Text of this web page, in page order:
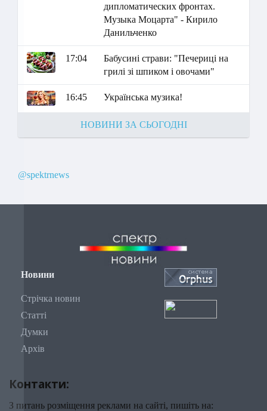
дипломатических фронтах.
Музыка Моцарта" - Кирило
Данильченко
17:04
Бабусині страви: "Печериці на
грилі зі шпиком і овочами"
16:45 Українська музика!
НОВИНИ ЗА СЬОГОДНІ
@spektrnews
Новини
Стрічка новин
Статті
Думки
Архів
Контакти:
З питань розміщення реклами на сайті, пишіть на: